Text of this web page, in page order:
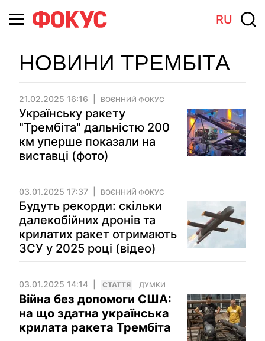
RU
НОВИНИ ТРЕМБІТА
21.02.2025 16:16 ВОЄННИЙ ФОКУС
Українську ракету
"Трембіта" дальністю 200
км уперше показали на
виставці (фото)
03.01.2025 17:37 ВОЄННИЙ ФОКУС
Будуть рекорди: скільки
далекобійних дронів та
крилатих ракет отримають
ЗСУ у 2025 році (відео)
03.01.2025 14:14 СТАТТЯ ДУМКИ
Війна без допомоги США:
на що здатна українська
крилата ракета Трембіта